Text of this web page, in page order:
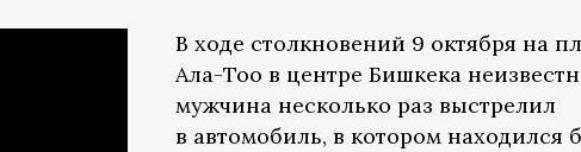
В ходе столкновений 9 октября на
Ала-Тоо в центре Бишкека
мужчина несколько раз выстрелил
в автомобиль, в котором находился